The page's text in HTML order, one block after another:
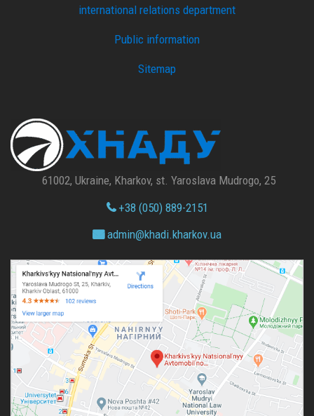
international relations department
Public information
Sitemap
61002, Ukraine, Kharkov, st. Yaroslava Mudrogo, 25
+38 (050) 889-2151
admin@khadi.kharkov.ua